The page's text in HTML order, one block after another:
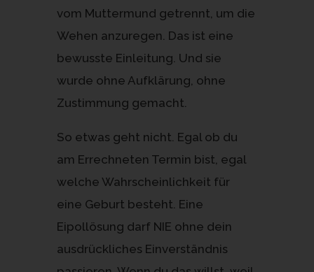
vom Muttermund getrennt, um die
Wehen anzuregen. Das ist eine
bewusste Einleitung. Und sie
wurde ohne Aufklärung, ohne
Zustimmung gemacht.
So etwas geht nicht. Egal ob du
am Errechneten Termin bist, egal
welche Wahrscheinlichkeit für
eine Geburt besteht. Eine
Eipollösung darf NIE ohne dein
ausdrückliches Einverständnis